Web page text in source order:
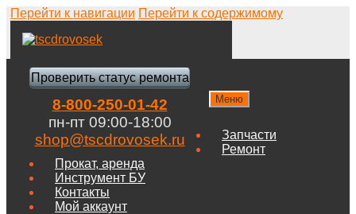
Перейти к навигации Перейти к содержимому
Проверить статус ремонта
8-800-250-01-42
пн-пт 09:00-18:00
shop@tscdrovosek.ru
Меню
Запчасти
Ремонт
Прокат, аренда
Инструмент БУ
Контакты
Мой аккаунт